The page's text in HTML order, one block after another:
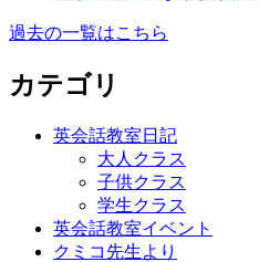
過去の一覧はこちら
カテゴリ
英会話教室日記
大人クラス
子供クラス
学生クラス
英会話教室イベント
クミコ先生より